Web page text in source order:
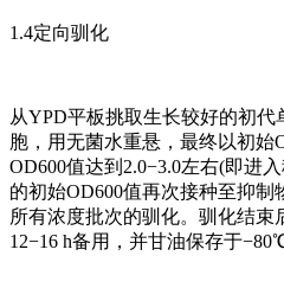
1.4定向驯化
从YPD平板挑取生长较好的初
胞，用无菌水重悬，最终以初始
OD600值达到2.0−3.0左右(即进
的初始OD600值再次接种至抑
所有浓度批次的驯化。驯化结
12−16 h备用，并甘油保存于